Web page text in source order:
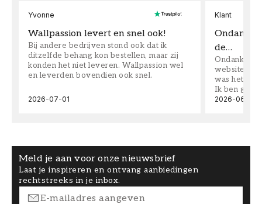
Yvonne
Wallpassion levert en snel ook!
Bij andere bedrijven stond ook dat ik
ditzelfde behang kon bestellen, maar zij
konden het niet leveren. Wallpassion wel
en leverden bovendien ook snel.
2026-07-01
Klant
Ondanks
de…
Ondanks
website
was het
Ik ben
2026-06-08
Meld je aan voor onze nieuwsbrief
Laat je inspireren en ontvang aanbiedingen
rechtstreeks in je inbox.